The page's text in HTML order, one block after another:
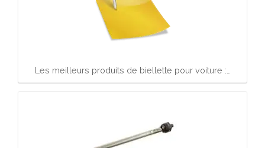
Les meilleurs produits de biellette pour voiture :…